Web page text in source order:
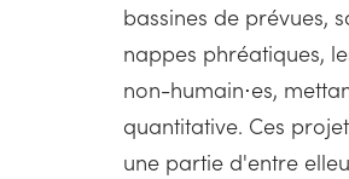
bassines de prévues,
nappes phréatiques,
non-humain⋅es,
quantitative. Ces
une partie d'entre